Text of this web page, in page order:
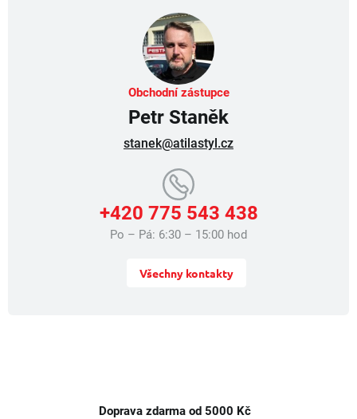
p
r
v
k
y
v
p
s
Obchodní zástupce
Petr Staněk
stanek@atilastyl.cz
+420 775 543 438
Po – Pá: 6:30 – 15:00 hod
Všechny kontakty
Doprava zdarma od 5000 Kč